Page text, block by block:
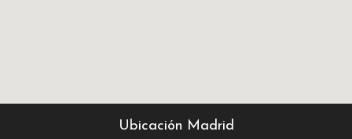
Ubicación Madrid